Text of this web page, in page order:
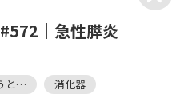
｜急性膵炎
と… 消化器